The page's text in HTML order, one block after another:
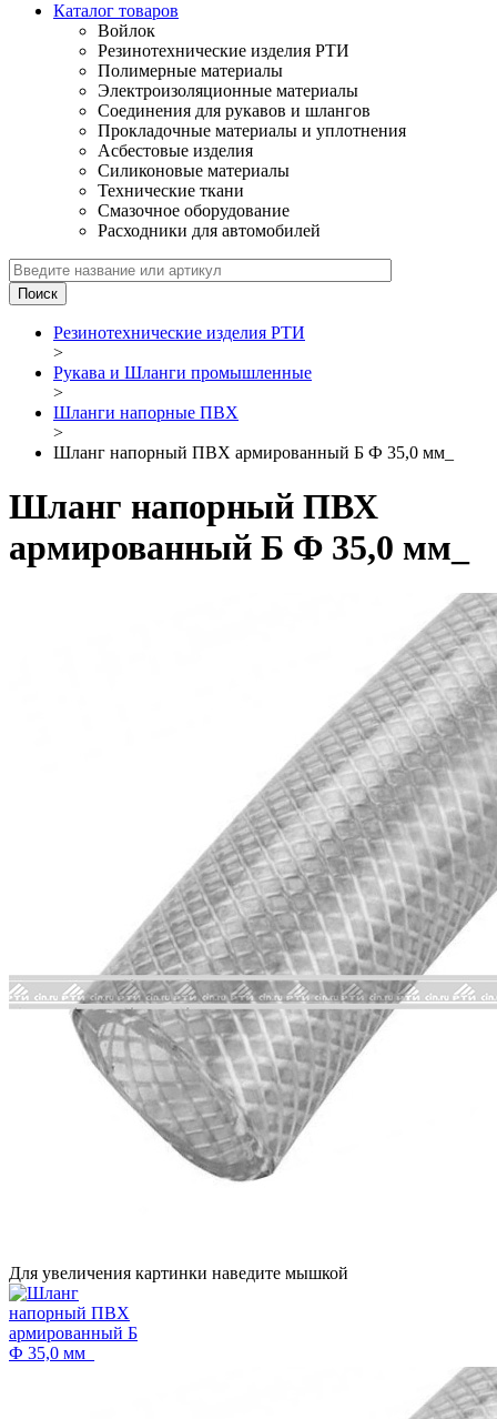
Каталог товаров
Войлок
Резинотехнические изделия РТИ
Полимерные материалы
Электроизоляционные материалы
Соединения для рукавов и шлангов
Прокладочные материалы и уплотнения
Асбестовые изделия
Силиконовые материалы
Технические ткани
Смазочное оборудование
Расходники для автомобилей
Резинотехнические изделия РТИ
>
Рукава и Шланги промышленные
>
Шланги напорные ПВХ
>
Шланг напорный ПВХ армированный Б Ф 35,0 мм_
Шланг напорный ПВХ
армированный Б Ф 35,0 мм_
Для увеличения картинки наведите мышкой